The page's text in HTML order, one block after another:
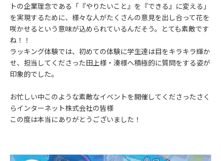
トの企業理念である「『やりたいこと』を『できる』に変える」
を実現するために、様々な人がたくさんの意見を出し合って花を
咲かせるという意味が込められているんだそう。とても素敵です
ね！！
ラッキング体験では、初めての体験に学生達は目をキラキラ輝か
せ、担当してくださった田上様・湊様へ積極的に質問をする姿が
印象的でした。
お忙しい中このような素敵なイベントを開催してくださったさく
らインターネット株式会社の皆様
この度は本当にありがとうございました！